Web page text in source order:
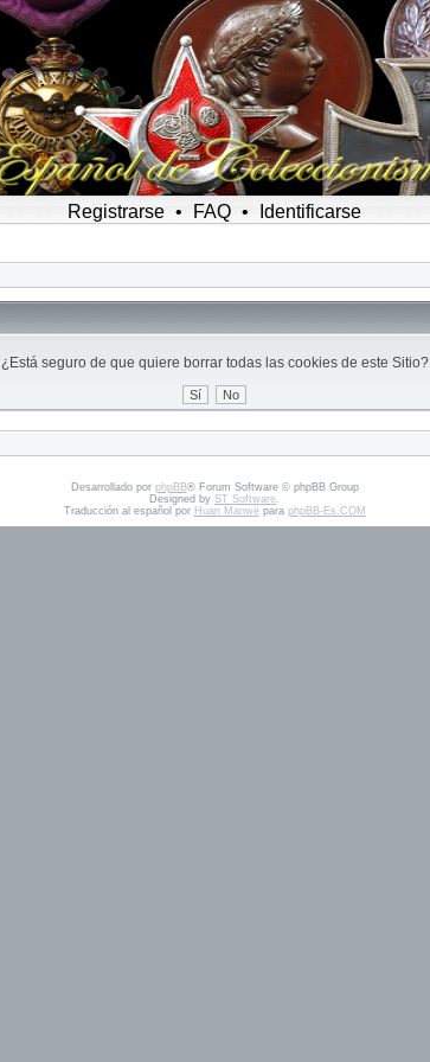
Registrarse • FAQ • Identificarse
¿Está seguro de que quiere borrar todas las cookies de este Sitio?
Desarrollado por phpBB® Forum Software © phpBB Group
Designed by ST Software.
Traducción al español por Huan Manwëpara phpBB-Es.COM